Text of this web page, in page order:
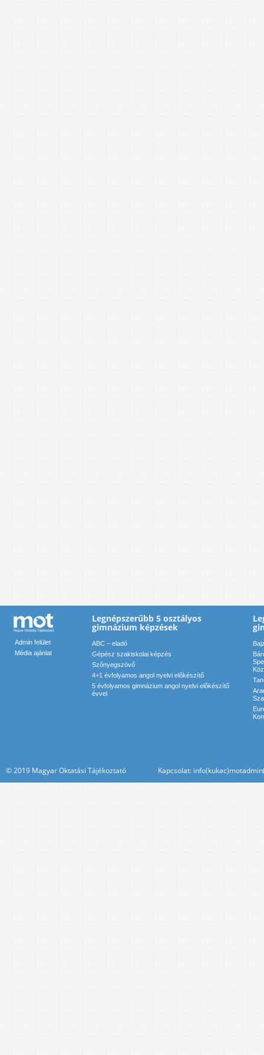
Admin felület
Média ajánlat
Legnépszerűbb 5 osztályos
gimnázium képzések
ABC – eladó
Gépész szakiskolai képzés
Szőnyegszövő
4+1 évfolyamos angol nyelvi előkészítő
5 évfolyamos gimnázium angol nyelvi előkészítő
évvel
© 2019 Magyar Oktatási Tájékoztató Kapcsolat: